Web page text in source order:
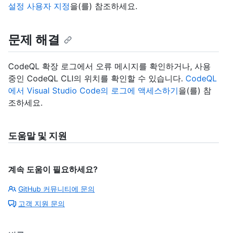
설정 사용자 지정을(를) 참조하세요.
문제 해결
CodeQL 확장 로그에서 오류 메시지를 확인하거나, 사용
중인 CodeQL CLI의 위치를 확인할 수 있습니다. CodeQL
에서 Visual Studio Code의 로그에 액세스하기을(를) 참
조하세요.
도움말 및 지원
계속 도움이 필요하세요?
GitHub 커뮤니티에 문의
고객 지원 문의